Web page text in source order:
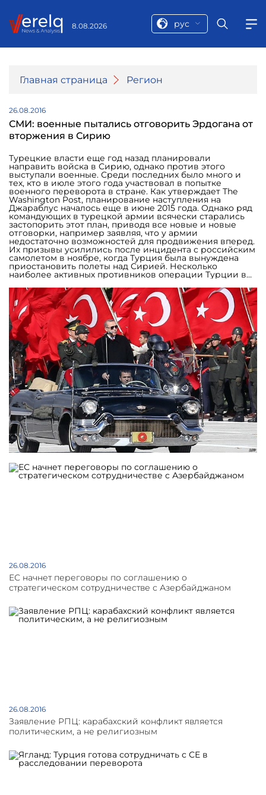
8.08.2026 рус
Главная страница Регион
26.08.2016
СМИ: военные пытались отговорить Эрдогана от
вторжения в Сирию
Турецкие власти еще год назад планировали
направить войска в Сирию, однако против этого
выступали военные. Среди последних было много и
тех, кто в июле этого года участвовал в попытке
военного переворота в стране. Как утверждает The
Washington Post, планирование наступления на
Джараблус началось еще в июне 2015 года. Однако ряд
командующих в турецкой армии всячески старались
застопорить этот план, приводя все новые и новые
отговорки, например заявляя, что у армии
недостаточно возможностей для продвижения вперед.
Их призывы усилились после инцидента с российским
самолетом в ноябре, когда Турция была вынуждена
приостановить полеты над Сирией. Несколько
наиболее активных противников операции Турции в
военного переворота в ночь на 16 июня 2016 года,
утверждает источник. По его словам, наступление
было бы невозможным без примирения с Россией,
благодаря которому турецкие самолеты смогли летать
над Сирией. По мнению издания, данная версия
является довольно правдоподобной и объясняет,
почему президент Турции Реджеп Тайип Эрдоган
столь неохотно выполнял требования Вашингтона
занять более активную позицию в борьбе с
«Исламским государством» в Сирии.
26.08.2016
ЕС начнет переговоры по соглашению о
стратегическом сотрудничестве с Азербайджаном
26.08.2016
Заявление РПЦ: карабахский конфликт является
политическим, а не религиозным